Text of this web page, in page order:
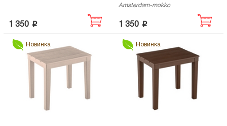
1 350 p
Amsterdam-mokko
1 350 p
Новинка Новинка